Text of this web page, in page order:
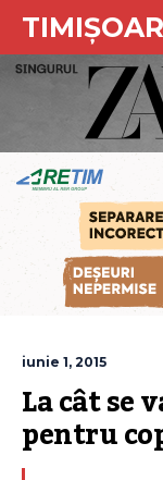
iunie 1, 2015
La cât se
pentru